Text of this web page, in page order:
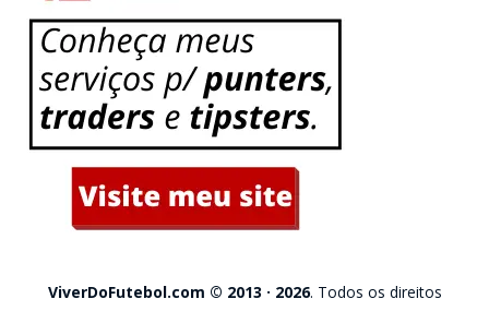
ViverDoFutebol.com © 2013 · 2026. Todos os direitos